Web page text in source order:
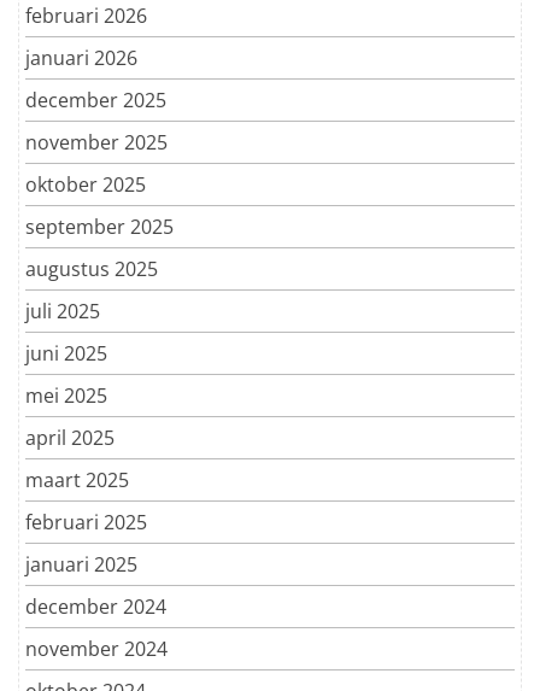
februari 2026
januari 2026
december 2025
november 2025
oktober 2025
september 2025
augustus 2025
juli 2025
juni 2025
mei 2025
april 2025
maart 2025
februari 2025
januari 2025
december 2024
november 2024